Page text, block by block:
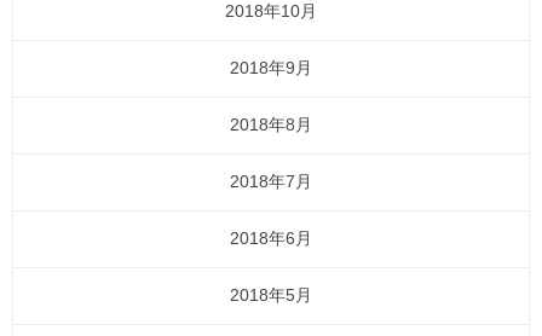
2018年10月
2018年9月
2018年8月
2018年7月
2018年6月
2018年5月